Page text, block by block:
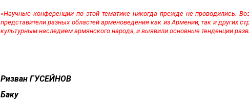
«Научные конференции по этой тематике никогда прежде не проводились.
представители разных областей арменоведения как из Армении, так и других
культурным наследием армянского народа, и выявили основные тенденции
Ризван ГУСЕЙНОВ
Баку